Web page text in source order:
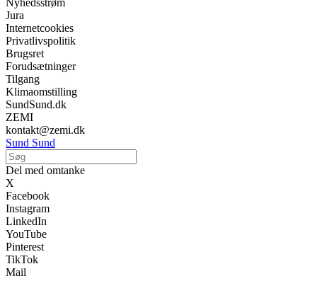
Nyhedsstrøm
Jura
Internetcookies
Privatlivspolitik
Brugsret
Forudsætninger
Tilgang
Klimaomstilling
SundSund.dk
ZEMI
kontakt@zemi.dk
Sund Sund
Del med omtanke
X
Facebook
Instagram
LinkedIn
YouTube
Pinterest
TikTok
Mail